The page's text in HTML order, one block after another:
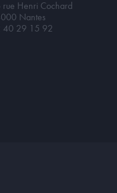
rue Henri Cochard
Nantes
40 29 15 92